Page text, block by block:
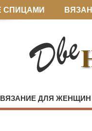
СПИЦАМИ
ВЯЗАНИЕ ДЛЯ ЖЕНЩИН